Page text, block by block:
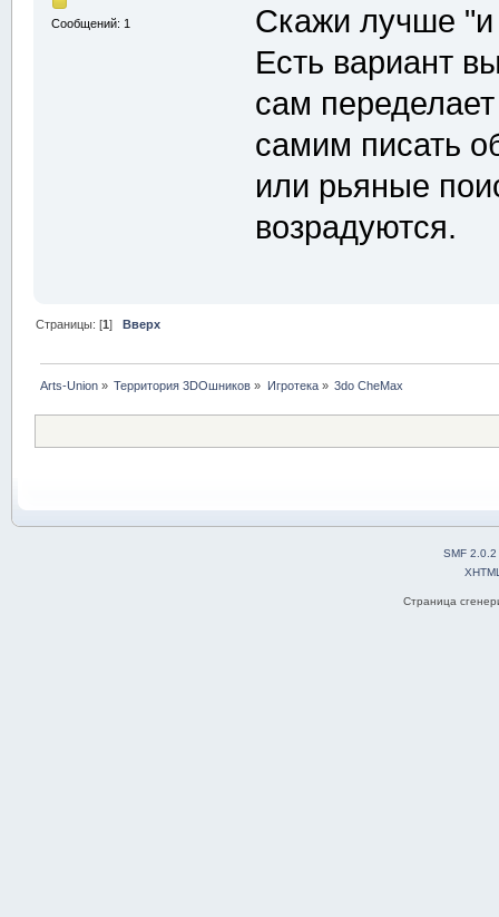
Сообщений: 1
Скажи лучше
Есть вариант
сам
самим писать
или рьяные
возрадуются.
Страницы: [1] Вверх
Arts-Union » Территория 3DOшников » Игротека» 3do CheMax
SMF 2.0.2
Страница